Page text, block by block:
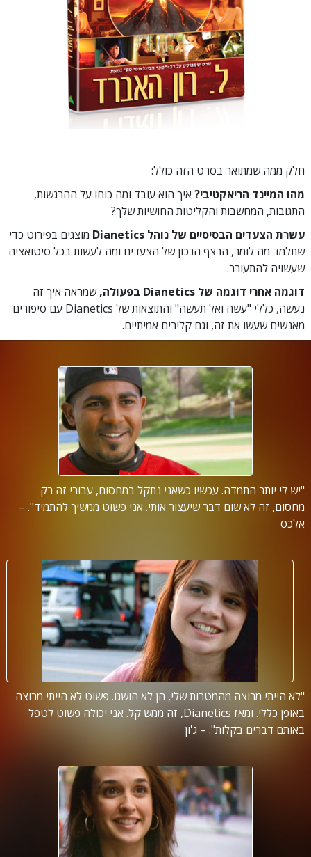
חלק ממה שמתואר בסרט הזה כולל:
מהו המיינד הריאקטיבי? איך הוא עובד ומה כוחו על ההרגשות,
התגובות, המחשבות והקליטות החושיות שלך?
עשרת הצעדים הבסיסיים של נוהל Dianetics
מוצגים בפירוט כדי
שתלמד מה לומר, הרצף הנכון של הצעדים ומה לעשות בכל סיטואציה
שעשויה להתעורר.
דוגמה אחרי דוגמה של Dianetics בפעולה,
שמראה איך זה
נעשה, כללי "עשה ואל תעשה" והתוצאות של Dianetics עם סיפורים
מאנשים שעשו את זה, וגם קלירים אמיתיים.
"יש לי יותר התמדה. עכשיו כשאני נתקל במחסום, עבורי זה רק
מחסום, זה לא שום דבר שיעצור אותי. אני פשוט ממשיך להתמיד". –
אלכס
"לא הייתי מרוצה מהמטרות שלי, הן לא הושגו. פשוט לא הייתי מרוצה
באופן כללי. ומאז Dianetics, זה ממש קל. אני יכולה פשוט לטפל
באותם דברים בקלות". – ג'וּן